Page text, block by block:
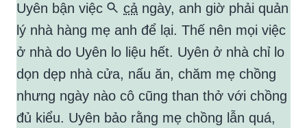
Uyên bận việc
cả ngày, anh giờ phải quản
lý nhà hàng mẹ anh để lại. Thế nên mọi việc
ở nhà do Uyên lo liệu hết. Uyên ở nhà chỉ lo
dọn dẹp nhà cửa, nấu ăn, chăm mẹ chồng
nhưng ngày nào cô cũng than thở với chồng
đủ kiểu. Uyên bảo rằng mẹ chồng lẫn quá,